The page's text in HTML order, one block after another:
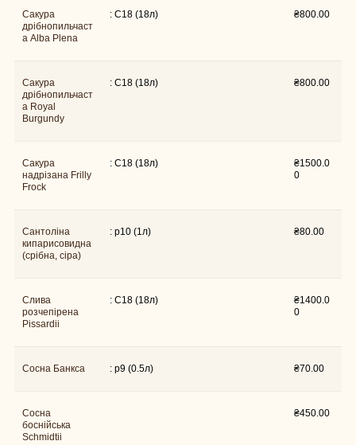
Сакура
дрібнопильчаст
а Alba Plena
: C18 (18л) ₴800.00
Сакура
дрібнопильчаст
а Royal
Burgundy
: C18 (18л) ₴800.00
Сакура
надрізана Frilly
Frock
: C18 (18л) ₴1500.0
0
Сантоліна
кипарисовидна
(срібна, сіра)
: p10 (1л) ₴80.00
Слива
розчепірена
Pissardii
: C18 (18л) ₴1400.0
0
Сосна Банкса : p9 (0.5л) ₴70.00
Сосна
боснійська
Schmidtii
₴450.00